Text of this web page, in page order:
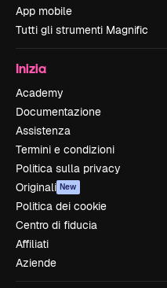
App mobile
Tutti gli strumenti Magnific
Inizia
Academy
Documentazione
Assistenza
Termini e condizioni
Politica sulla privacy
Originali New
Politica dei cookie
Centro di fiducia
Affiliati
Aziende